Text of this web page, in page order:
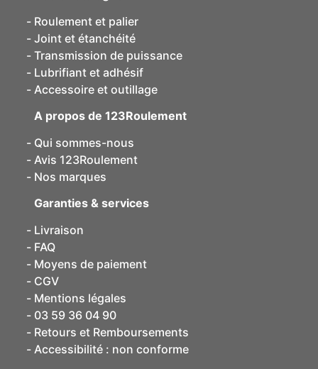
Roulement et palier
Joint et étanchéité
Transmission de puissance
Lubrifiant et adhésif
Accessoire et outillage
A propos de 123Roulement
Qui sommes-nous
Avis 123Roulement
Nos marques
Garanties & services
Livraison
FAQ
Moyens de paiement
CGV
Mentions légales
03 59 36 04 90
Retours et Remboursements
Accessibilité : non conforme